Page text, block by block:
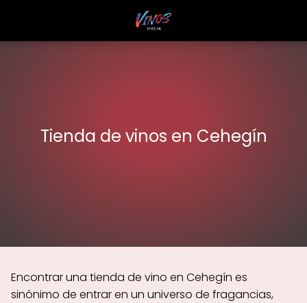
Tienda de vinos en Cehegín
Encontrar una tienda de vino en Cehegín es
sinónimo de entrar en un universo de fragancias,